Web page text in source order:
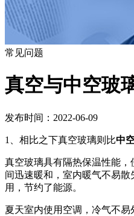
常见问题
真空与中空玻
发布时间：2022-06-09
1、相比之下真空玻璃则比中
真空玻璃具有隔热保温性能
间迅速暖和，室内暖气不易
用，节约了能源。
夏天室内使用空调，冷气不